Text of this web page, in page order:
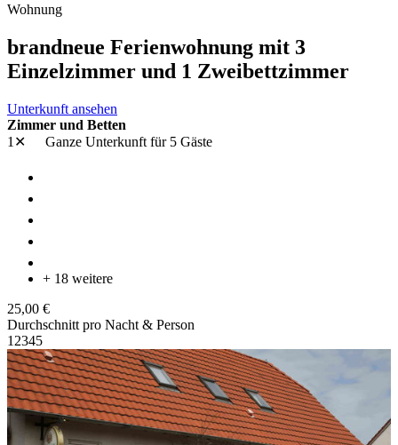
Wohnung
brandneue Ferienwohnung mit 3
Einzelzimmer und 1 Zweibettzimmer
Unterkunft ansehen
Zimmer und Betten
1✕
Ganze Unterkunft für 5 Gäste
+ 18 weitere
25,00 €
Durchschnitt pro Nacht & Person
1 2345